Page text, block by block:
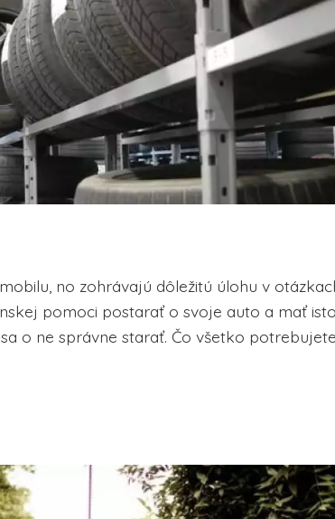
no zohrávajú dôležitú úlohu v
pomoci postarať o svoje auto a mať
o ne správne starať. Čo všetko potrebujete